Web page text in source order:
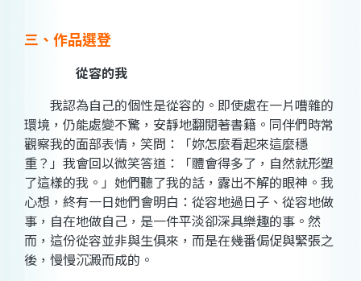
三、作品選登
從容的我
我認為自己的個性是從容的。即使處在一片嘈雜的
環境，仍能處變不驚，安靜地翻閱著書籍。同伴們時常
觀察我的面部表情，笑問：「妳怎麼看起來這麼穩
重？」我會回以微笑答道：「體會得多了，自然就形塑
了這樣的我。」她們聽了我的話，露出不解的眼神。我
心想，終有一日她們會明白：從容地過日子、從容地做
事，自在地做自己，是一件平淡卻深具樂趣的事。然
而，這份從容並非與生俱來，而是在幾番侷促與緊張之
後，慢慢沉澱而成的。